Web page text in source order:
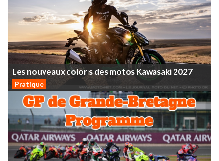
LesnouveauxcolorisdesmotosKawasaki2027
Pratique